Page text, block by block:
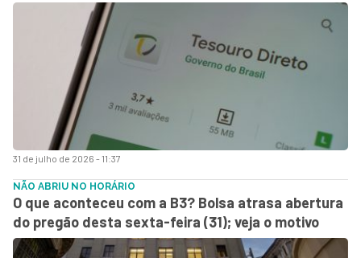
31 de julho de 2026 - 11:37
NÃO ABRIU NO HORÁRIO
O que aconteceu com a B3? Bolsa atrasa abertura
do pregão desta sexta-feira (31); veja o motivo